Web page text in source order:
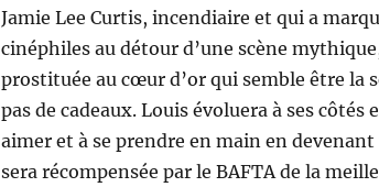
Jamie Lee Curtis, incendiaire et qui a
cinéphiles au détour d’une scène
prostituée au cœur d’or qui semble être la
pas de cadeaux. Louis évoluera à ses
aimer et à se prendre en main en
sera récompensée par le BAFTA de la